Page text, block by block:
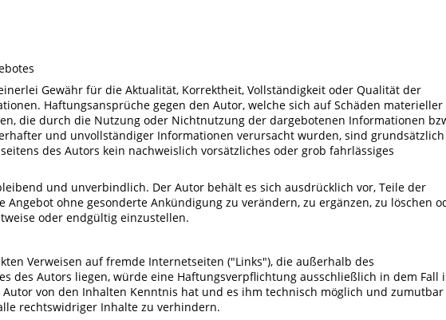
Gewähr für die Aktualität, Korrektheit, Vollständigkeit oder Qualität der
Haftungsansprüche gegen den Autor, welche sich auf Schäden materieller
die durch die Nutzung oder Nichtnutzung der dargebotenen Informationen
und unvollständiger Informationen verursacht wurden, sind grundsätzlich
des Autors kein nachweislich vorsätzliches oder grob fahrlässiges
und unverbindlich. Der Autor behält es sich ausdrücklich vor, Teile der
Angebot ohne gesonderte Ankündigung zu verändern, zu ergänzen, zu löschen
oder endgültig einzustellen.
Verweisen auf fremde Internetseiten ("Links"), die außerhalb des
des Autors liegen, würde eine Haftungsverpflichtung ausschließlich in dem Fall
von den Inhalten Kenntnis hat und es ihm technisch möglich und zumutbar
rechtswidriger Inhalte zu verhindern.